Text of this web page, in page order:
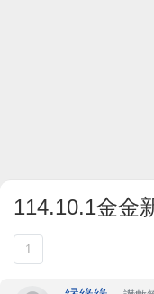
114.10.1金金
1